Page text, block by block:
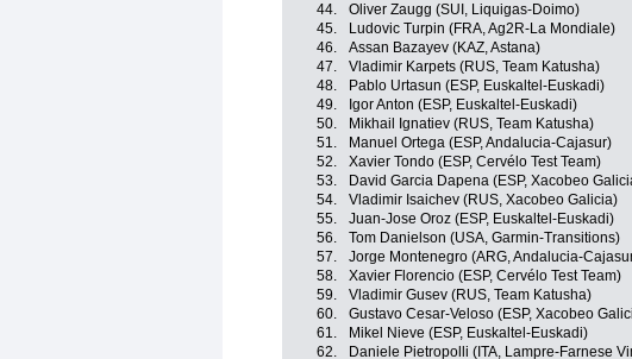
44.
Oliver Zaugg (SUI, Liquigas-Doimo)
45.
Ludovic Turpin (FRA, Ag2R-La Mondiale)
46.
Assan Bazayev (KAZ, Astana)
47.
Vladimir Karpets (RUS, Team Katusha)
48.
Pablo Urtasun (ESP, Euskaltel-Euskadi)
49.
Igor Anton (ESP, Euskaltel-Euskadi)
50.
Mikhail Ignatiev (RUS, Team Katusha)
51.
Manuel Ortega (ESP, Andalucia-Cajasur)
52.
Xavier Tondo (ESP, Cervélo Test Team)
53.
David Garcia Dapena (ESP, Xacobeo
54.
Vladimir Isaichev (RUS, Xacobeo Galicia)
55.
Juan-Jose Oroz (ESP, Euskaltel-Euskadi)
56.
Tom Danielson (USA, Garmin-Transitions)
57.
Jorge Montenegro (ARG, Andalucia-
58.
Xavier Florencio (ESP, Cervélo Test Team)
59.
Vladimir Gusev (RUS, Team Katusha)
60.
Gustavo Cesar-Veloso (ESP, Xacobeo
61.
Mikel Nieve (ESP, Euskaltel-Euskadi)
62.
Daniele Pietropolli (ITA, Lampre-Farnese